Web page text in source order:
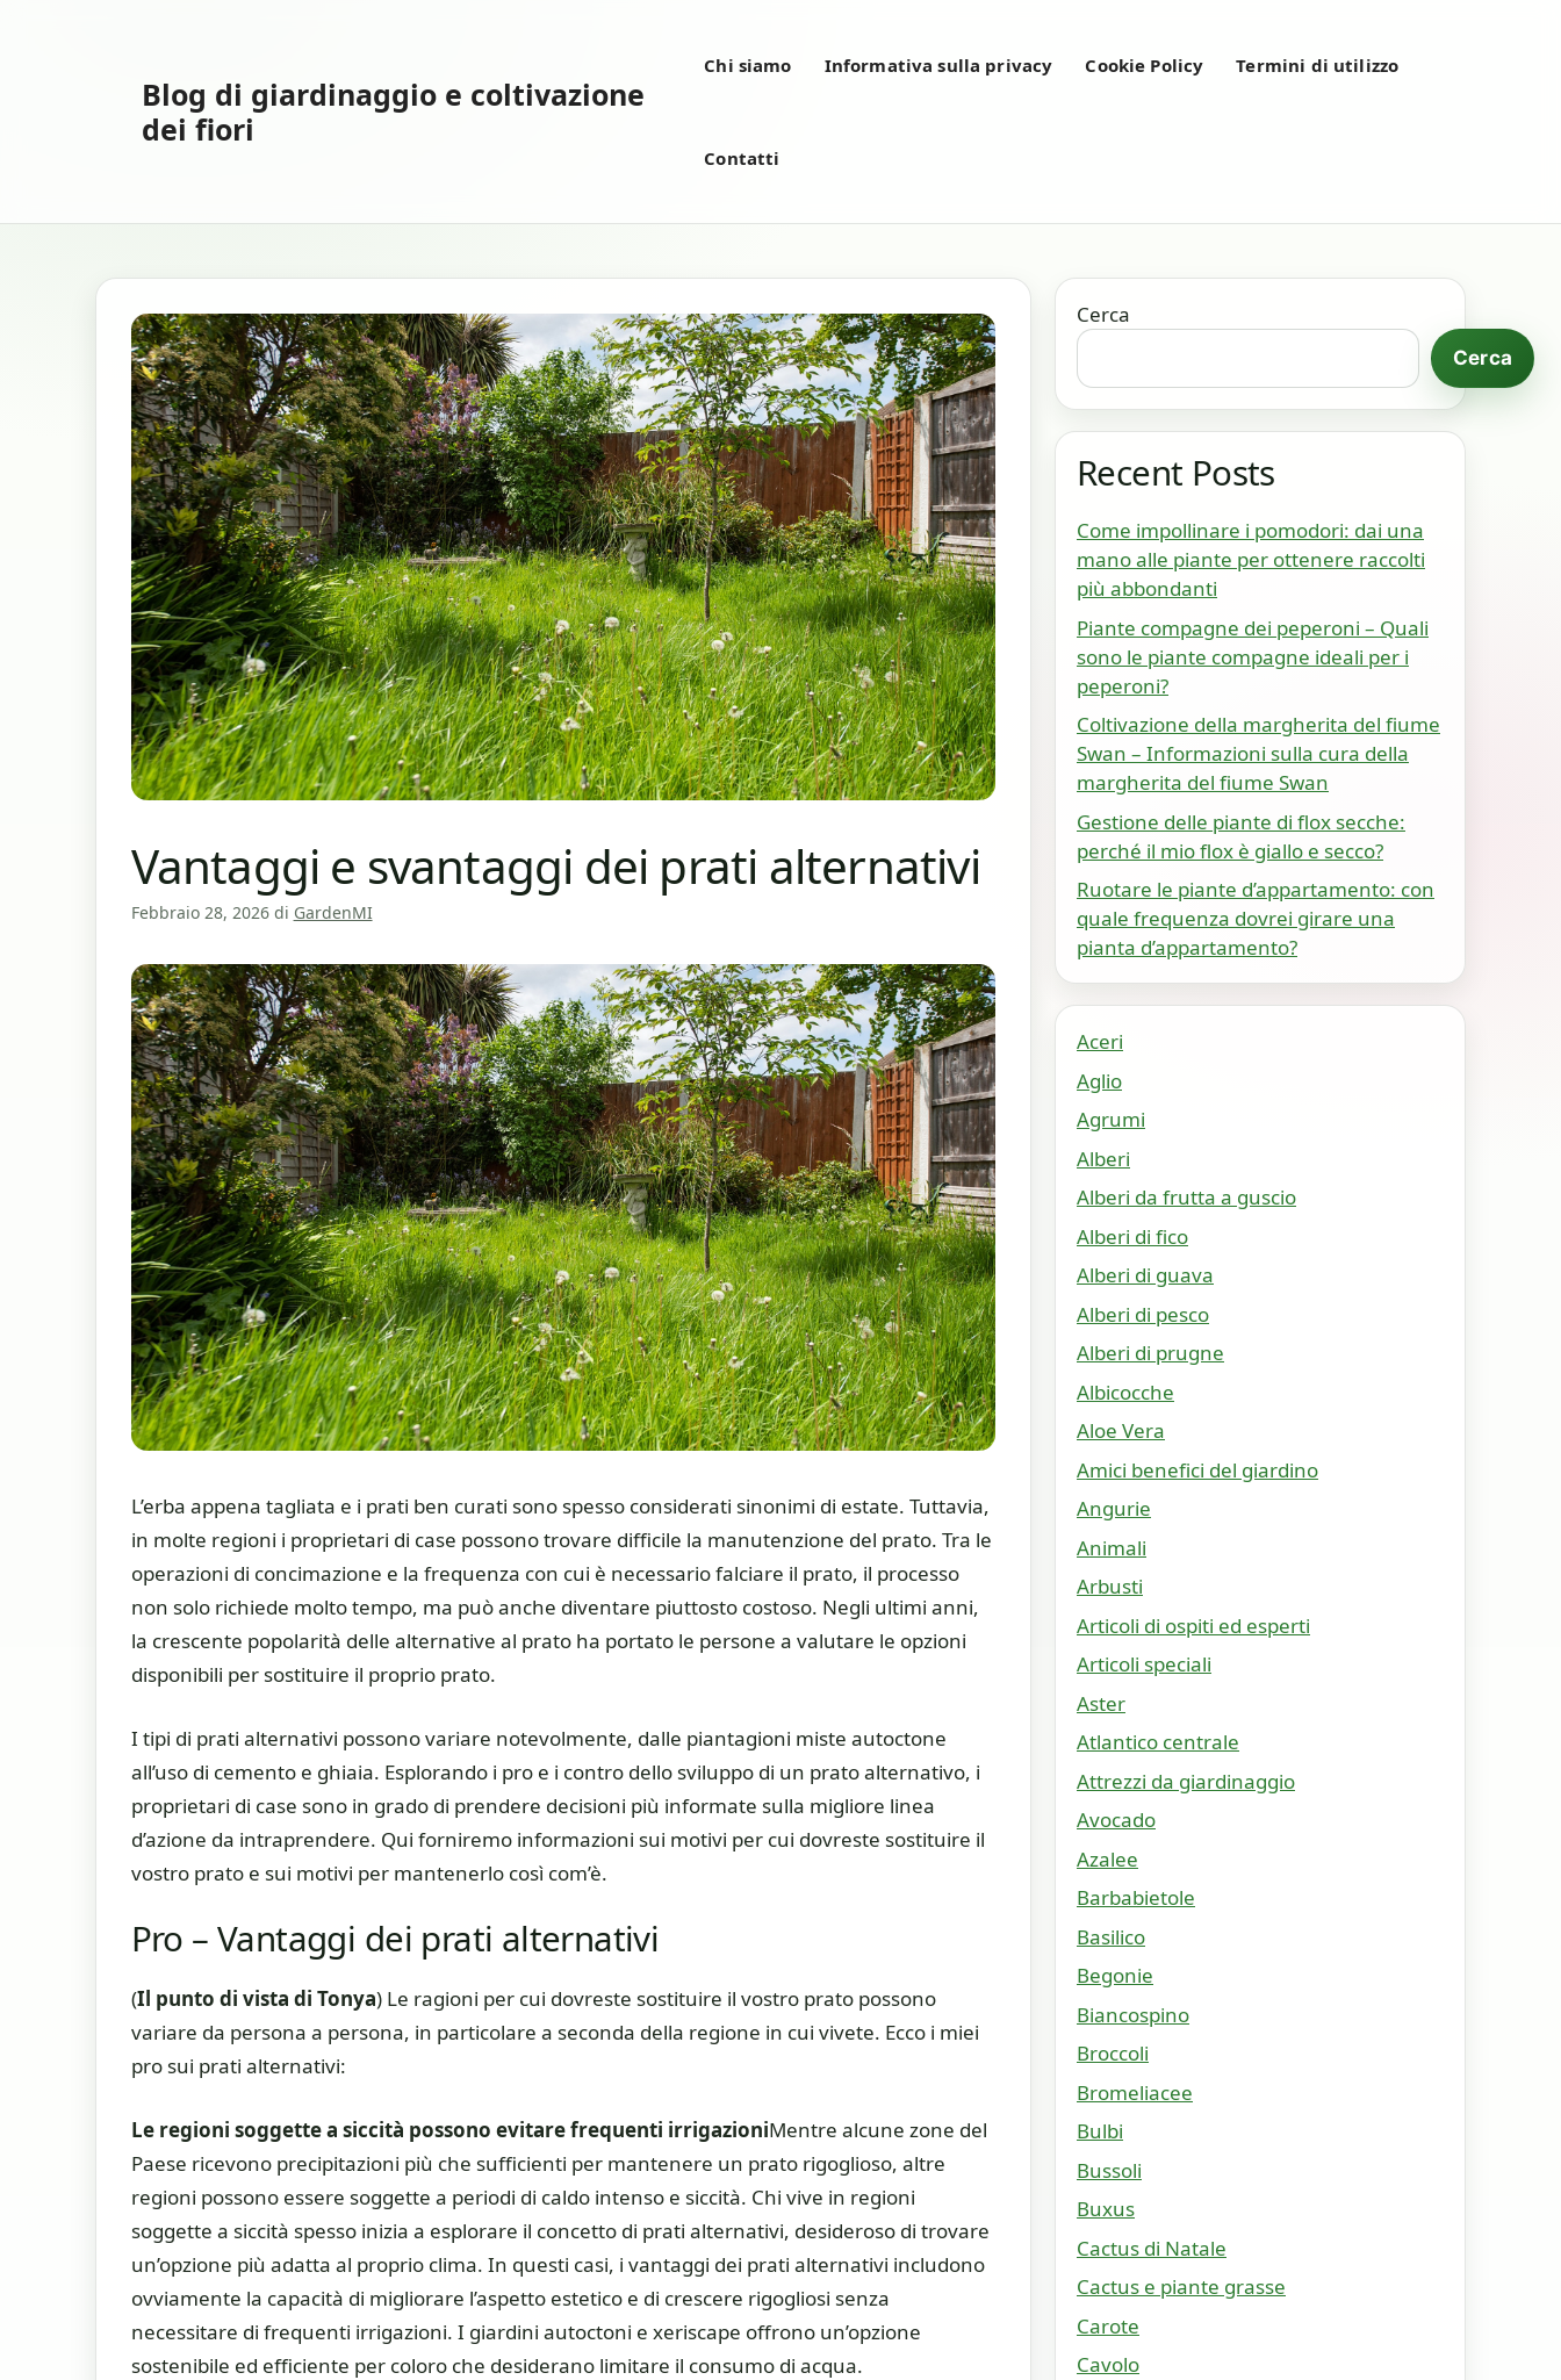
Blog di giardinaggio e coltivazione
dei fiori
Chi siamo Informativa sulla privacy Cookie Policy Termini di utilizzo
Contatti
Vantaggi e svantaggi dei prati alternativi
Febbraio 28, 2026 di GardenMI
L’erba appena tagliata e i prati ben curati sono spesso considerati sinonimi di estate. Tuttavia,
in molte regioni i proprietari di case possono trovare difficile la manutenzione del prato. Tra le
operazioni di concimazione e la frequenza con cui è necessario falciare il prato, il processo
non solo richiede molto tempo, ma può anche diventare piuttosto costoso. Negli ultimi anni,
la crescente popolarità delle alternative al prato ha portato le persone a valutare le opzioni
disponibili per sostituire il proprio prato.
I tipi di prati alternativi possono variare notevolmente, dalle piantagioni miste autoctone
all’uso di cemento e ghiaia. Esplorando i pro e i contro dello sviluppo di un prato alternativo, i
proprietari di case sono in grado di prendere decisioni più informate sulla migliore linea
d’azione da intraprendere. Qui forniremo informazioni sui motivi per cui dovreste sostituire il
vostro prato e sui motivi per mantenerlo così com’è.
Pro – Vantaggi dei prati alternativi
(Il punto di vista di Tonya) Le ragioni per cui dovreste sostituire il vostro prato possono
variare da persona a persona, in particolare a seconda della regione in cui vivete. Ecco i miei
pro sui prati alternativi:
Le regioni soggette a siccità possono evitare frequenti irrigazioniMentre alcune zone del
Paese ricevono precipitazioni più che sufficienti per mantenere un prato rigoglioso, altre
regioni possono essere soggette a periodi di caldo intenso e siccità. Chi vive in regioni
soggette a siccità spesso inizia a esplorare il concetto di prati alternativi, desideroso di trovare
un’opzione più adatta al proprio clima. In questi casi, i vantaggi dei prati alternativi includono
ovviamente la capacità di migliorare l’aspetto estetico e di crescere rigogliosi senza
necessitare di frequenti irrigazioni. I giardini autoctoni e xeriscape offrono un’opzione
sostenibile ed efficiente per coloro che desiderano limitare il consumo di acqua.
Cerca
Cerca
Recent Posts
Come impollinare i pomodori: dai una
mano alle piante per ottenere raccolti
più abbondanti
Piante compagne dei peperoni – Quali
sono le piante compagne ideali per i
peperoni?
Coltivazione della margherita del fiume
Swan – Informazioni sulla cura della
margherita del fiume Swan
Gestione delle piante di flox secche:
perché il mio flox è giallo e secco?
Ruotare le piante d’appartamento: con
quale frequenza dovrei girare una
pianta d’appartamento?
Aceri
Aglio
Agrumi
Alberi
Alberi da frutta a guscio
Alberi di fico
Alberi di guava
Alberi di pesco
Alberi di prugne
Albicocche
Aloe Vera
Amici benefici del giardino
Angurie
Animali
Arbusti
Articoli di ospiti ed esperti
Articoli speciali
Aster
Atlantico centrale
Attrezzi da giardinaggio
Avocado
Azalee
Barbabietole
Basilico
Begonie
Biancospino
Broccoli
Bromeliacee
Bulbi
Bussoli
Buxus
Cactus di Natale
Cactus e piante grasse
Carote
Cavolo